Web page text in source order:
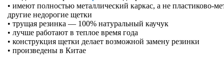
• имеют полностью металлический каркас, а не пластиково-
другие недорогие щетки
• трущая резинка — 100% натуральный каучук
• лучше работают в теплое время года
• конструкция щетки делает возможной замену резинки
• произведены в Китае